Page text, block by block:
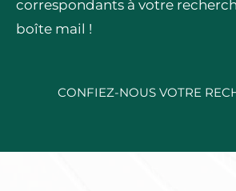
correspondants à votre
boîte mail !
CONFIEZ-NOUS VOTRE